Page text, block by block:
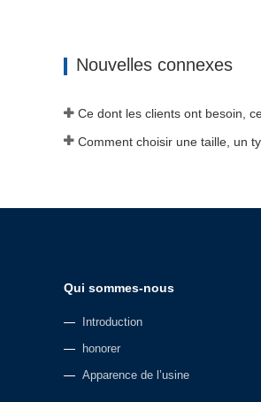
Nouvelles connexes
Qui sommes-nous
Introduction
honorer
Apparence de l’usine